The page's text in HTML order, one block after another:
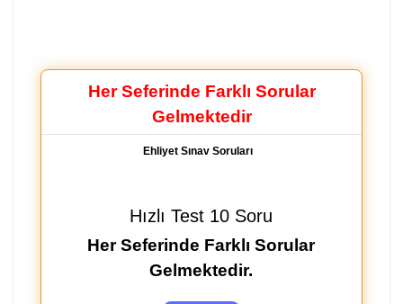
Her Seferinde Farklı Sorular
Gelmektedir
Ehliyet Sınav Soruları
Hızlı Test 10 Soru
Her Seferinde Farklı Sorular
Gelmektedir.